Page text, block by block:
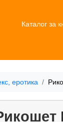
Каталог за
еротика